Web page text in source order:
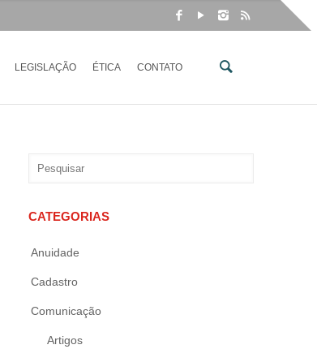
LEGISLAÇÃO ÉTICA CONTATO
CATEGORIAS
Anuidade
Cadastro
Comunicação
Artigos